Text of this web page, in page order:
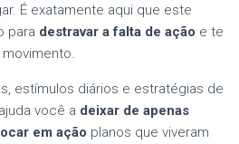
É exatamente aqui que este
para destravar a falta de ação e te
estímulos diários e estratégias de
você a deixar de apenas
em ação planos que viveram